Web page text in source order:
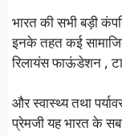
भारत की सभी बड़ी
इनके तहत कई
रिलायंस फाऊंडेशन ,
और स्वास्थ्य तथा
प्रेमजी यह भारत के